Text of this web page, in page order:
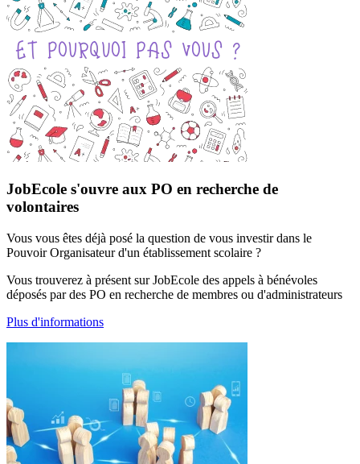
JobEcole s'ouvre aux PO en recherche de
volontaires
Vous vous êtes déjà posé la question de vous investir dans le
Pouvoir Organisateur d'un établissement scolaire ?
Vous trouverez à présent sur JobEcole des appels à bénévoles
déposés par des PO en recherche de membres ou d'administrateurs
Plus d'informations